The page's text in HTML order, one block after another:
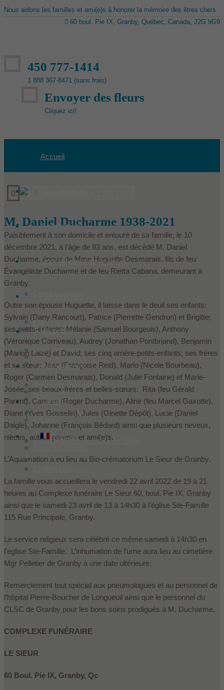
Nous aidons les familles et ami(e)s à honorer la mémoire des êtres chers
60 boul. Pie IX, Granby, Québec, Canada, J2G 9G9
450 777-1414
1 888 367-8471 (sans frais)
Envoyer des fleurs
Cliquez ici!
Accueil
Aquamation
Quoi faire en cas de décès
Faire un don
Offrir des fleurs
Produits
Nos installations
Arrangements préalables
Assurances décès
Évaluation des services Le Sieur
Historique
Les Le Sieur innovent
Les fondateurs
Ressources
Hébergement
Contact
Français
M. Daniel Ducharme 1938-2021
Paisiblement à son domicile et entouré de sa famille, le 10
décembre 2021, à l’âge de 83 ans, est décédé M. Daniel
Ducharme, époux de Mme Huguette Desmarais, fils de feu
Évangéliste Ducharme et de feu Rietta Cabana, demeurant à
Granby.
Outre son épouse Huguette, il laisse dans le deuil ses enfants:
Sylvain (Dany Rancourt), Patrice (Pierrette Gendron) et Brigitte;
ses petits-enfants: Mélanie (Samuel Bourgeois), Anthony
(Véronique Corriveau), Audrey (Jonathan Pontbriand), Benjamin
(Marion Laizé) et David; ses cinq arrière-petits-enfants; ses frères
et sa sœur: Jean (Françoise Reid), Mario (Nicole Bourbeau),
Roger (Carmen Desmarais), Donald (Julie Fontaine) et Marie-
Josée; ses beaux-frères et belles-sœurs: Rita (feu Gérald
Parent), Carmen (Roger Ducharme), Aline (feu Marcel Gaxotte),
Diane (Yves Gosselin), Jules (Ginette Dépôt), Lucie (Daniel
Daigle), Johanne (François Bédard) ainsi que plusieurs neveux,
nièces, autres parents et ami(e)s.
L’Aquamation a eu lieu au Bio-crématorium Le Sieur de Granby.
La famille vous accueillera le vendredi 22 avril 2022 de 19 à 21
heures au Complexe funéraire Le Sieur 60, boul. Pie IX, Granby
ainsi que le samedi 23 avril de 13 à 14h30 à l’église Ste-Famille
115 Rue Principale, Granby.
Le service religieux sera célébré ce même samedi à 14h30 en
l’église Ste-Famille. L’inhumation de l’urne aura lieu au cimetière
Mgr Pelletier de Granby à une date ultérieure.
Remerciement tout spécial aux pneumologues et au personnel de
l’hôpital Pierre-Boucher de Longueuil ainsi que le personnel du
CLSC de Granby pour les bons soins prodigués à M. Ducharme.
COMPLEXE FUNÉRAIRE
LE SIEUR
60 Boul. Pie IX, Granby, Qc